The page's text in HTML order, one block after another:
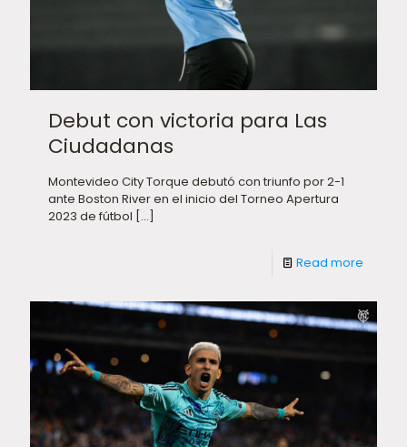
Debut con victoria para Las
Ciudadanas
Montevideo City Torque debutó con triunfo por 2-1
ante Boston River en el inicio del Torneo Apertura
2023 de fútbol […]
Read more